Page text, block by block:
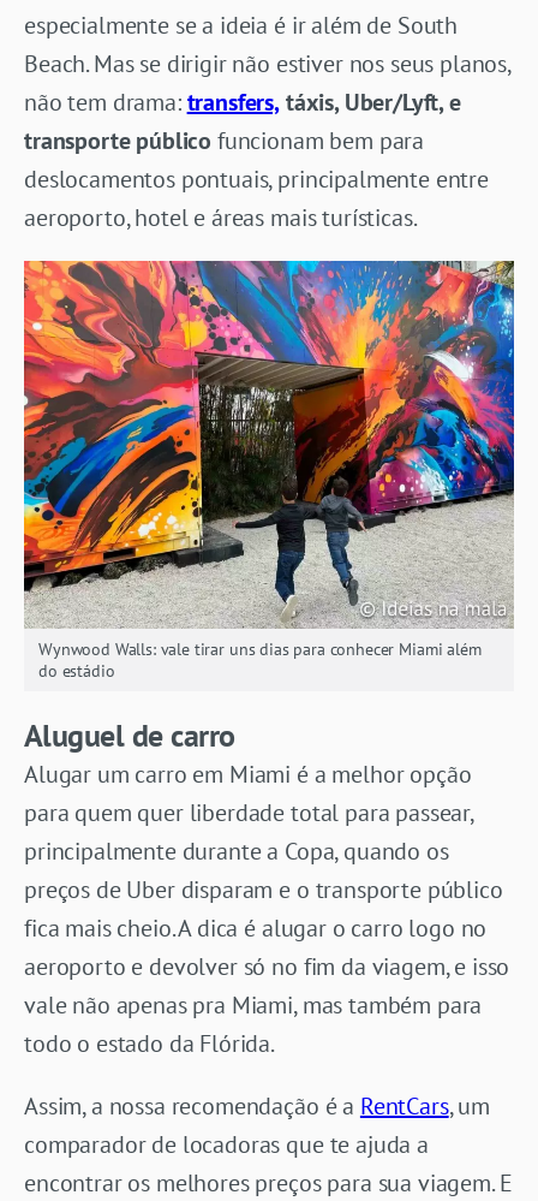
especialmente se a ideia é ir além de South
Beach. Mas se dirigir não estiver nos seus planos,
não tem drama:transfers,táxis, Uber/Lyft, e
transporte público funcionam bem para
deslocamentos pontuais, principalmente entre
aeroporto, hotel e áreas mais turísticas.
Wynwood Walls: vale tirar uns dias para conhecer Miami além
do estádio
Aluguel de carro
Alugar um carro em Miami é a melhor opção
para quem quer liberdade total para passear,
principalmente durante a Copa, quando os
preços de Uber disparam e o transporte público
fica mais cheio. A dica é alugar o carro logo no
aeroporto e devolver só no fim da viagem, e isso
vale não apenas pra Miami, mas também para
todo o estado da Flórida.
Assim, a nossa recomendação é a RentCars, um
comparador de locadoras que te ajuda a
encontrar os melhores preços para sua viagem. E